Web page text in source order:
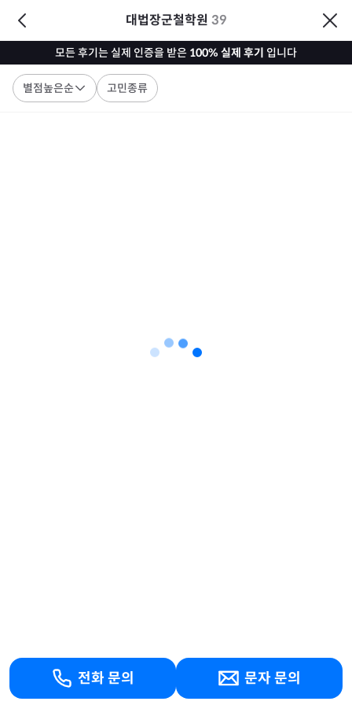
대법장군철학원 39
모든 후기는 실제 인증을 받은 100% 실제 후기 입니다
별점높은순 고민종류
전화 문의 문자 문의